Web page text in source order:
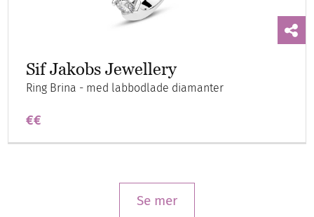
Sif Jakobs Jewellery
Ring Brina - med labbodlade diamanter
€€
Se mer